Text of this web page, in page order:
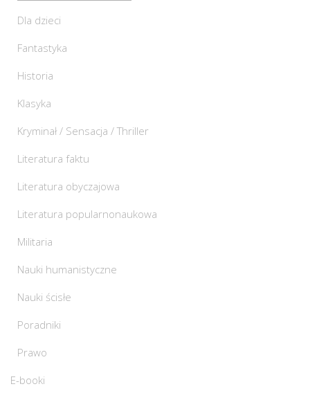
Dla dzieci
Fantastyka
Historia
Klasyka
Kryminał / Sensacja / Thriller
Literatura faktu
Literatura obyczajowa
Literatura popularnonaukowa
Militaria
Nauki humanistyczne
Nauki ścisłe
Poradniki
Prawo
E-booki